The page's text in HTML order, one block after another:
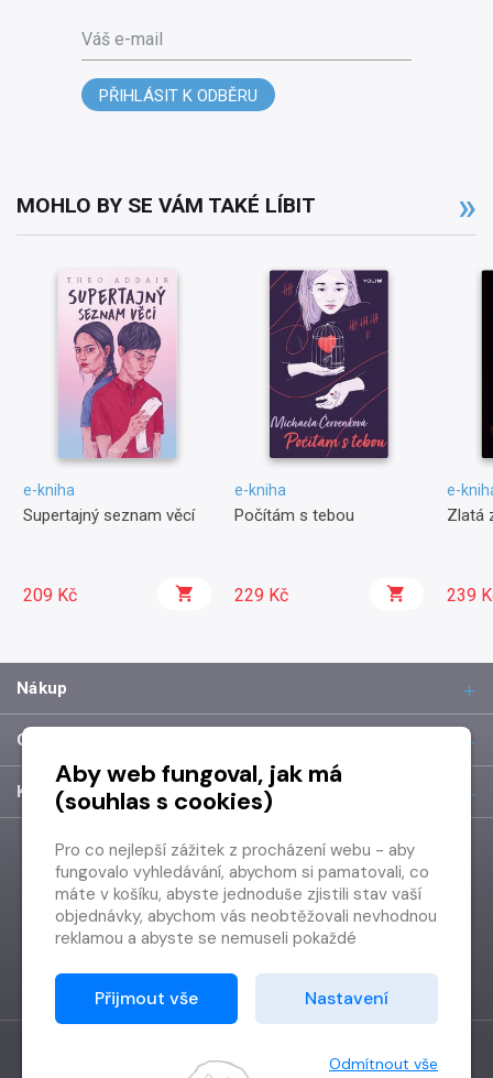
Váš e-mail
PŘIHLÁSIT K ODBĚRU
MOHLO BY SE VÁM TAKÉ LÍBIT
e-kniha
Supertajný seznam věcí
209 Kč
e-kniha
Počítám s tebou
229 Kč
e-
Zlatá
239
Nákup
O společnosti
Kontakt
Aby web fungoval, jak má
(souhlas s cookies)
Pro co nejlepší zážitek z procházení webu - aby
fungovalo vyhledávání, abychom si pamatovali, co
máte v košíku, abyste jednoduše zjistili stav vaší
objednávky, abychom vás neobtěžovali nevhodnou
reklamou a abyste se nemuseli pokaždé
Proto od vás potřebujeme souhlas se
zpracováním souborů cookies
Děkujeme, že nám ho dáte a pomůžete nám tak
Přijmout vše Nastavení
Odmítnout vše